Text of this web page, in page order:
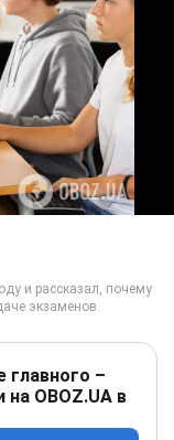
главного –
OBOZ.UA в